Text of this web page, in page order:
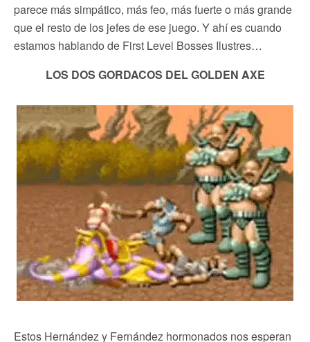
parece más simpático, más feo, más fuerte o más grande
que el resto de los jefes de ese juego. Y ahí es cuando
estamos hablando de First Level Bosses Ilustres…
LOS DOS GORDACOS DEL GOLDEN AXE
Estos Hernández y Fernández hormonados nos esperan